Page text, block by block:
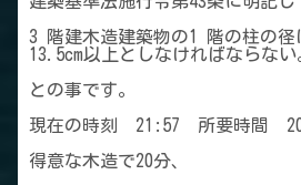
3 階建木造建築物の1 階の柱の径
13.5cm以上としなければならない
との事です。
現在の時刻 21:57 所要時間
得意な木造で20分、